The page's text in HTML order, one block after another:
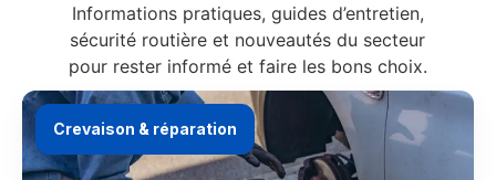
Informations pratiques, guides d’entretien,
sécurité routière et nouveautés du secteur
pour rester informé et faire les bons choix.
Crevaison & réparation